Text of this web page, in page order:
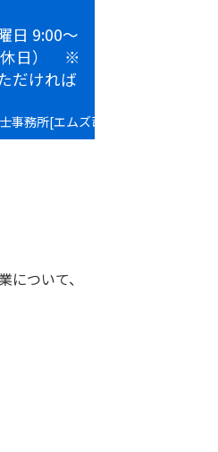
日 9:00～
休日） ※
だければ
務所[エムズ司法書士事務所] All
について、